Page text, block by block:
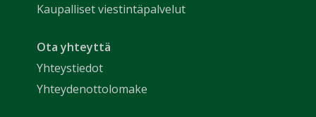
Kaupalliset viestintäpalvelut
Ota yhteyttä
Yhteystiedot
Yhteydenottolomake